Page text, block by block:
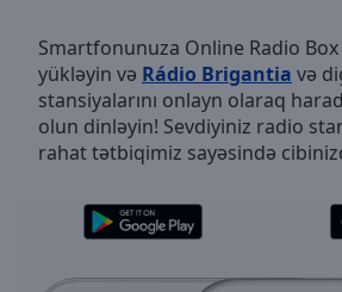
Skip
Backward
Skip
Forward
Mute
Current
Duration-:-
Smartfonunuza Online Radio
yükləyin və Rádio Brigantia və
stansiyalarını onlayn olaraq
olun dinləyin! Sevdiyiniz radio
rahat tətbiqimiz sayəsində